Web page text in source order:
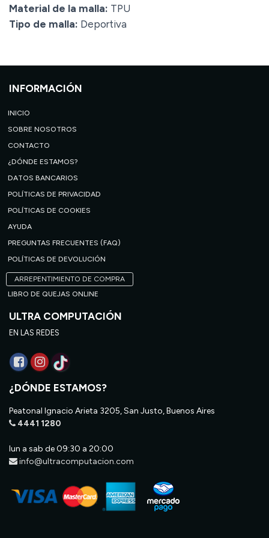
Material de la malla: TPU
Tipo de malla: Deportiva
INFORMACIÓN
INICIO
SOBRE NOSOTROS
CONTACTO
¿DÓNDE ESTAMOS?
DATOS BANCARIOS
POLÍTICAS DE PRIVACIDAD
POLÍTICAS DE COOKIES
AYUDA
PREGUNTAS FRECUENTES (FAQ)
POLÍTICAS DE DEVOLUCIÓN
ARREPENTIMIENTO DE COMPRA
LIBRO DE QUEJAS ONLINE
ULTRA COMPUTACIÓN
EN LAS REDES
¿DÓNDE ESTAMOS?
Peatonal Ignacio Arieta 3205, San Justo, Buenos Aires
4441 1280
lun a sab de 09:30 a 20:00
info@ultracomputacion.com